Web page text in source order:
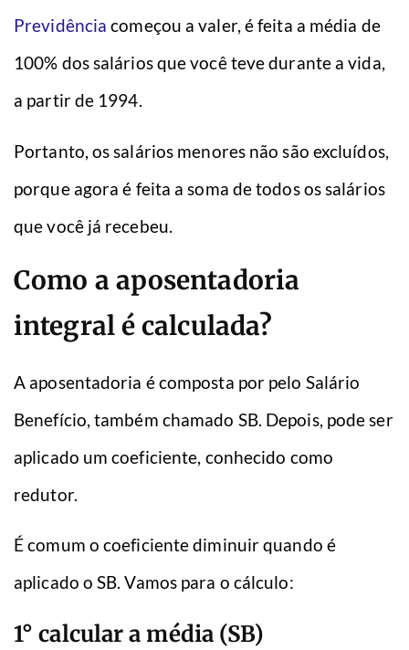
Previdência começou a valer, é feita a média de
100% dos salários que você teve durante a vida,
a partir de 1994.
Portanto, os salários menores não são excluídos,
porque agora é feita a soma de todos os salários
que você já recebeu.
Como a aposentadoria
integral é calculada?
A aposentadoria é composta por pelo Salário
Benefício, também chamado SB. Depois, pode ser
aplicado um coeficiente, conhecido como
redutor.
É comum o coeficiente diminuir quando é
aplicado o SB. Vamos para o cálculo:
1° calcular a média (SB)